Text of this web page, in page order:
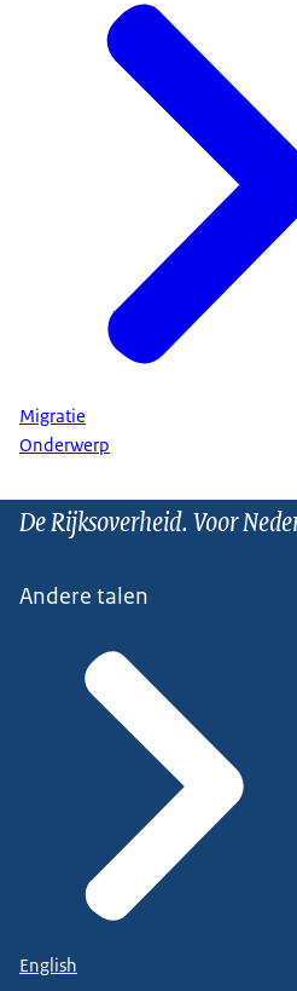
Migratie
Onderwerp
De Rijksoverheid. Voor
Andere talen
English